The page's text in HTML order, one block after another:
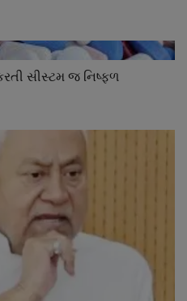
સીસ્ટમ જ નિષ્ફળ